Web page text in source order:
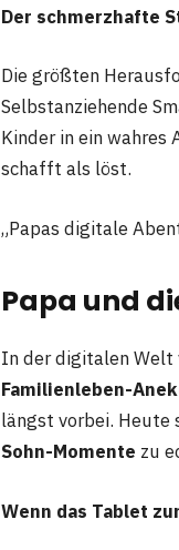
Der schmerzhafte
Die größten
Selbstanziehende
Kinder in ein wahres
schafft als löst.
„Papas digitale
Papa und
In der digitalen Welt
Familienleben-
längst vorbei. Heute
Sohn-Momente zu
Wenn das Tablet